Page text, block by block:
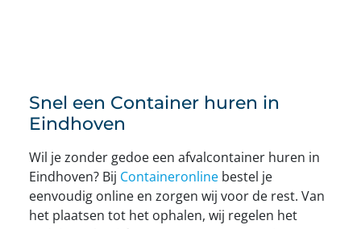
Snel een Container huren in
Eindhoven
Wil je zonder gedoe een afvalcontainer huren in
Eindhoven? Bij Containeronline bestel je
eenvoudig online en zorgen wij voor de rest. Van
het plaatsen tot het ophalen, wij regelen het